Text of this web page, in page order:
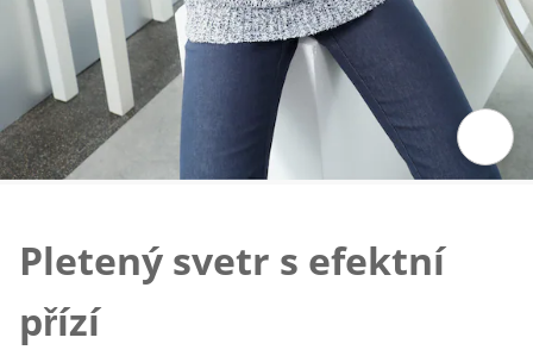
Pletený svetr s efektní
přízí